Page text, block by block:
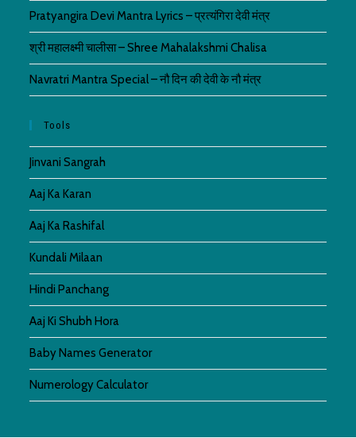
Pratyangira Devi Mantra Lyrics – प्रत्यंगिरा देवी मंत्र
श्री महालक्ष्मी चालीसा – Shree Mahalakshmi Chalisa
Navratri Mantra Special – नौ दिन की देवी के नौ मंत्र
Tools
Jinvani Sangrah
Aaj Ka Karan
Aaj Ka Rashifal
Kundali Milaan
Hindi Panchang
Aaj Ki Shubh Hora
Baby Names Generator
Numerology Calculator